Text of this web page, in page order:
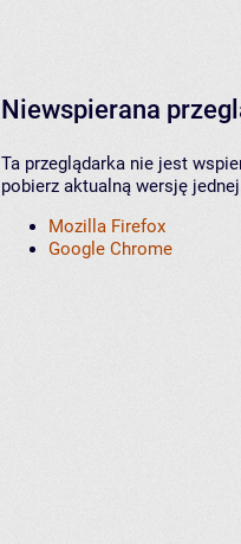
Niewspierana
Ta przeglądarka nie jest
pobierz aktualną wersję
Mozilla Firefox
Google Chrome